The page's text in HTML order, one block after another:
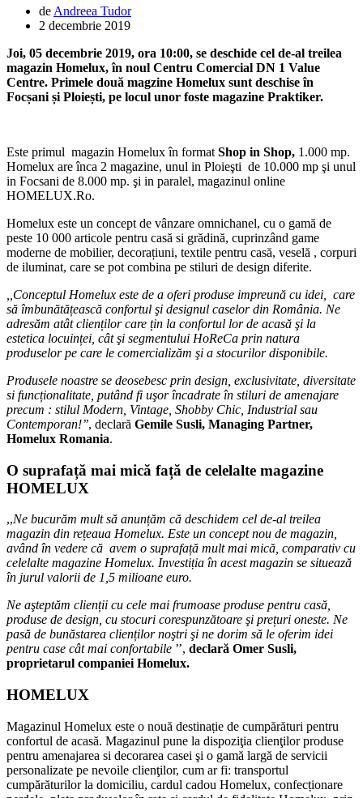
de Andreea Tudor
2 decembrie 2019
Joi, 05 decembrie 2019, ora 10:00, se deschide cel de-al treilea
magazin Homelux, în noul Centru Comercial DN 1 Value
Centre. Primele două magzine Homelux sunt deschise în
Focșani și Ploiești, pe locul unor foste magazine Praktiker.
Este primul magazin Homelux în format Shop in Shop, 1.000 mp.
Homelux are înca 2 magazine, unul in Ploieşti de 10.000 mp şi unul
in Focsani de 8.000 mp. şi in paralel, magazinul online
HOMELUX.Ro.
Homelux este un concept de vânzare omnichanel, cu o gamă de
peste 10 000 articole pentru casă si grădină, cuprinzând game
moderne de mobilier, decorațiuni, textile pentru casă, veselă , corpuri
de iluminat, care se pot combina pe stiluri de design diferite.
,,Conceptul Homelux este de a oferi produse impreună cu idei, care
să îmbunătățească confortul şi designul caselor din România. Ne
adresăm atât clienților care țin la confortul lor de acasă şi la
estetica locuinței, cât şi segmentului HoReCa prin natura
produselor pe care le comercializăm şi a stocurilor disponibile.
Produsele noastre se deosebesc prin design, exclusivitate, diversitate
si funcționalitate, putând fi uşor încadrate în stiluri de amenajare
precum : stilul Modern, Vintage, Shobby Chic, Industrial sau
Contemporan!’’, declară Gemile Susli, Managing Partner,
Homelux Romania.
O suprafață mai mică față de celelalte magazine
HOMELUX
,,Ne bucurăm mult să anunțăm că deschidem cel de-al treilea
magazin din rețeaua Homelux. Este un concept nou de magazin,
având în vedere că avem o suprafață mult mai mică, comparativ cu
celelalte magazine Homelux. Investiṭia în acest magazin se situează
în jurul valorii de 1,5 milioane euro.
Ne aşteptăm clienții cu cele mai frumoase produse pentru casă,
produse de design, cu stocuri corespunzătoare şi prețuri oneste. Ne
pasă de bunăstarea clienților noştri şi ne dorim să le oferim idei
pentru case cât mai confortabile ’’, declară Omer Susli,
proprietarul companiei Homelux.
HOMELUX
Magazinul Homelux este o nouă destinaṭie de cumpărături pentru
confortul de acasă. Magazinul pune la dispoziţia clienţilor produse
pentru amenajarea si decorarea casei şi o gamă largă de servicii
personalizate pe nevoile clienţilor, cum ar fi: transportul
cumpărăturilor la domiciliu, cardul cadou Homelux, confecṭionare